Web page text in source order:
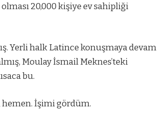
20,000 kişiye ev sahipliği
Yerli halk Latince konuşmaya devam
Moulay İsmail Meknes’teki
bu.
hemen. İşimi gördüm.